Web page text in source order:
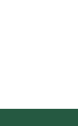
portáteis